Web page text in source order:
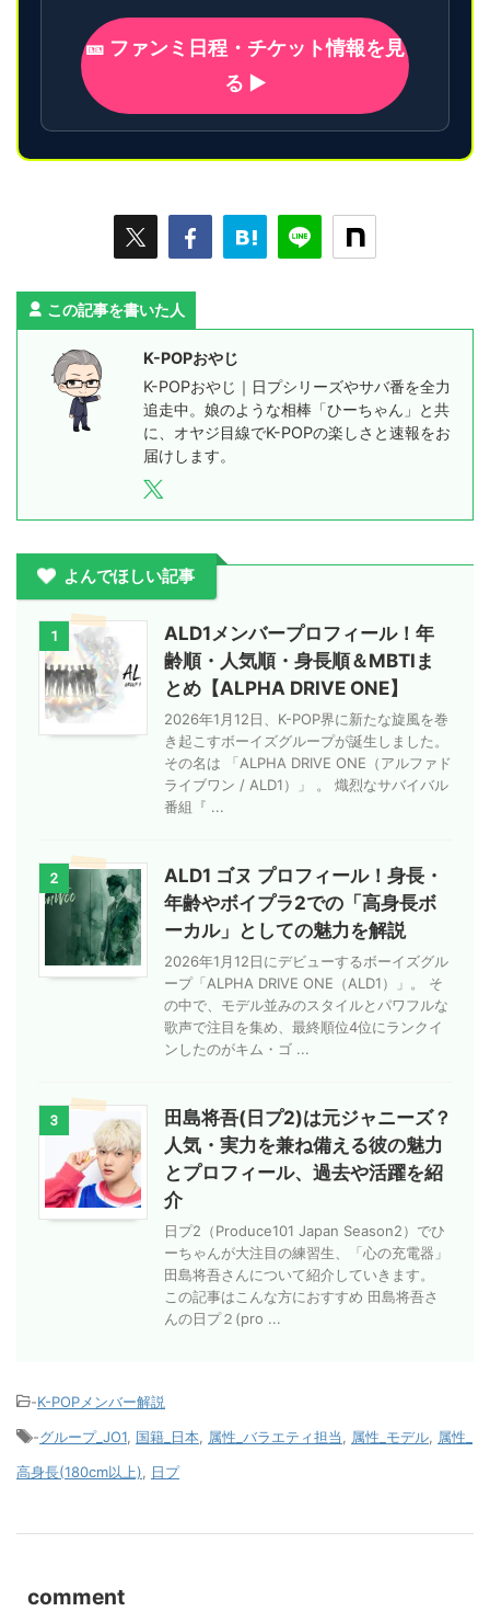
🎫 ファンミ日程・チケット情報を見
る ▶
この記事を書いた人
K-POPおやじ
K-POPおやじ｜日プシリーズやサバ番を全力
追走中。娘のような相棒「ひーちゃん」と共
に、オヤジ目線でK-POPの楽しさと速報をお
届けします。
よんでほしい記事
1
ALD1メンバープロフィール！年
齢順・人気順・身長順＆MBTIま
とめ【ALPHA DRIVE ONE】
2026年1月12日、K-POP界に新たな旋風を巻
き起こすボーイズグループが誕生しました。
その名は 「ALPHA DRIVE ONE（アルファド
ライブワン / ALD1）」 。 熾烈なサバイバル
番組『 ...
2
ALD1 ゴヌ プロフィール！身長・
年齢やボイプラ2での「高身長ボ
ーカル」としての魅力を解説
2026年1月12日にデビューするボーイズグル
ープ「ALPHA DRIVE ONE（ALD1）」。 そ
の中で、モデル並みのスタイルとパワフルな
歌声で注目を集め、最終順位4位にランクイ
ンしたのがキム・ゴ ...
3
田島将吾(日プ2)は元ジャニーズ？
人気・実力を兼ね備える彼の魅力
とプロフィール、過去や活躍を紹
介
日プ2（Produce101 Japan Season2）でひ
ーちゃんが大注目の練習生、「心の充電器」
田島将吾さんについて紹介していきます。
この記事はこんな方におすすめ 田島将吾さ
んの日プ２(pro ...
-K-POPメンバー解説
-グループ_JO1 国籍_日本 属性_バラエティ担当 属性_モデル
属性_
高身長(180cm以上)
日プ
comment